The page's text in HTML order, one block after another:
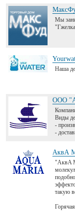
Мы
Наша
ООО
Виды
-
-
АквА
"AквA
такую